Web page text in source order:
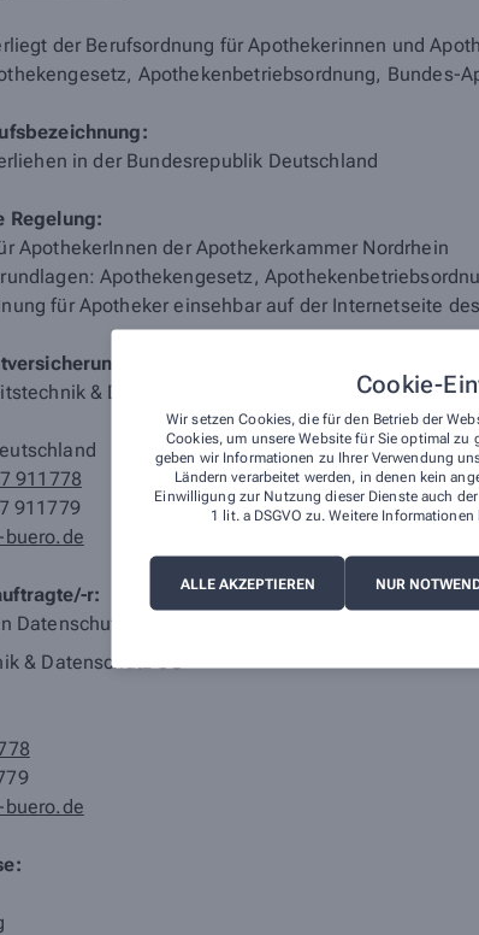
Cookie-
Wir setzen Cookies, die für den Betrieb der
Cookies, um unsere Website für Sie optimal
geben wir Informationen zu Ihrer Verwendung
Ländern verarbeitet werden, in denen kein
Einwilligung zur Nutzung dieser Dienste auch
1 lit. a DSGVO zu. Weitere
ALLE AKZEPTIEREN NUR
der Berufsordnung für Apothekerinnen und
Apothekenbetriebsordnung, Bundes-
in der Bundesrepublik Deutschland
Regelung:
ApothekerInnen der Apothekerkammer Nordrhein
Apothekengesetz,
für Apotheker einsehbar auf der Internetseite
mit Anschrift, gültig im
& Datenschutz GmbH
911778
911779
r:
Datenschutzbeauftragten unserer Apotheke können
& Datenschutz UG